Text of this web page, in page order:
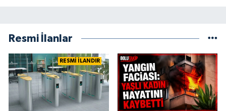
Resmi İlanlar
RESMİ İLANDIR